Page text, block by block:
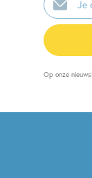
mailadres
Op onze